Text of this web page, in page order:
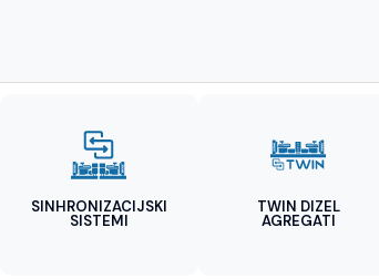
SINHRONIZACIJSKI
SISTEMI
TWIN DIZEL
AGREGATI